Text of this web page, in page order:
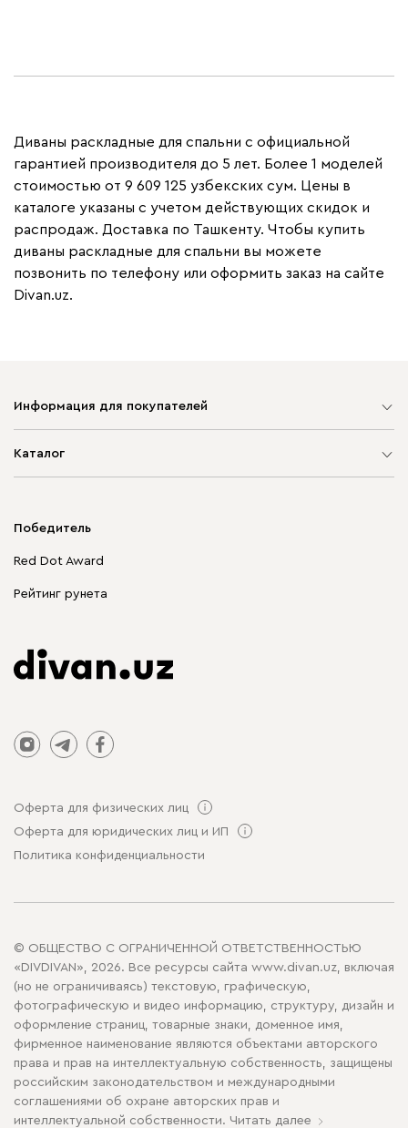
Диваны раскладные для спальни с официальной
гарантией производителя до 5 лет. Более 1 моделей
стоимостью от 9 609 125 узбекских сум. Цены в
каталоге указаны с учетом действующих скидок и
распродаж. Доставка по Ташкенту. Чтобы купить
диваны раскладные для спальни вы можете
позвонить по телефону или оформить заказ на сайте
Divan.uz.
Информация для покупателей
Каталог
Корпусная мебель
Столы и стулья
Победитель
Red Dot Award
Рейтинг рунета
Оферта для физических лиц
Оферта для юридических лиц и ИП
Политика конфиденциальности
© ОБЩЕСТВО С ОГРАНИЧЕННОЙ ОТВЕТСТВЕННОСТЬЮ
«DIVDIVAN», 2026. Все ресурсы сайта www.divan.uz, включая
(но не ограничиваясь) текстовую, графическую,
фотографическую и видео информацию, структуру, дизайн и
оформление страниц, товарные знаки, доменное имя,
фирменное наименование являются объектами авторского
права и прав на интеллектуальную собственность, защищены
российским законодательством и международными
соглашениями об охране авторских прав и
интеллектуальной собственности. Читать далее